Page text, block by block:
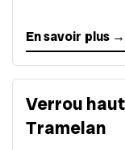
En savoir plus →
Verrou
Tramelan